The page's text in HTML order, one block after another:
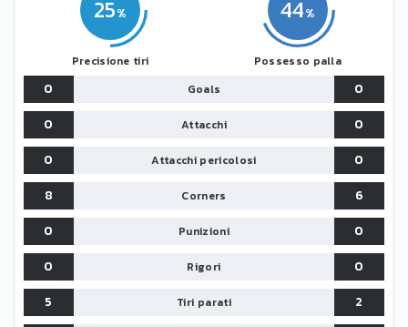
25
Precisione tiri
44
Possesso palla
0 Goals
0
0
Attacchi
0
0
Attacchi pericolosi
0
8
Corners
6
0
Punizioni
0
0
Rigori
0
5
Tiri parati
2